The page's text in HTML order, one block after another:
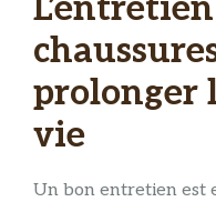
prolonger
vie
Un bon entretien est